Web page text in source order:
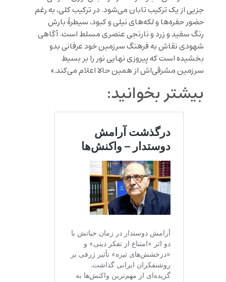
جزیی از یک ترکیب تابان می‌شود. در ترکیب کلی، به رغم
حضور حفره‌ها و لکه‌های نیلی و کبود، سیطرۀ بارش
رنگ سفید و زرد و نارنجی عنصری مسلط است. آگاهی
شهودی نقاش به فرهنگ سرزمین خود عرفانی بدو
بخشیده است که پیروزی نهایی نور را بر بسیط
سرزمین مشرقی‌اش از همین حالا اعلام می‌کند.»
بیشتر بخوانید: